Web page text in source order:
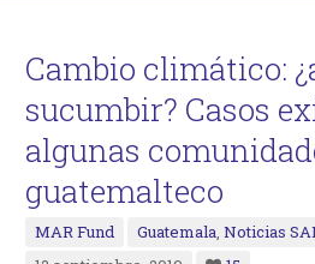
Cambio climático:
sucumbir? Casos
algunas
guatemalteco
MAR Fund Guatemala,Noticias